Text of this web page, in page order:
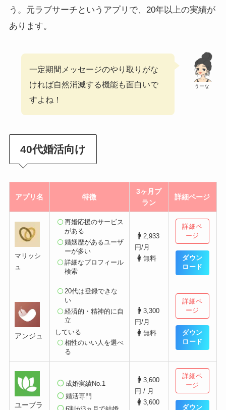
う。元ラブサーチというアプリで、20年以上の実績が
あります。
うーな
一定期間メッセージのやり取りがな
ければ自然消滅する機能も面白いで
すよね！
40代婚活向け
アプリ名 特徴
3ヶ月プ
ラン
詳細ページ
マリッシ
ュ
再婚応援のサービス
がある
婚姻歴があるユーザ
ーが多い
詳細なプロフィール
検索
2,933
円/月
無料
詳細ペ
ージ
ダウン
ロード
アンジュ
20代は登録できな
い
経済的・精神的に自
立
している
相性のいい人を選べ
る
3,300
円/月
無料
詳細ペ
ージ
ダウン
ロード
ユーブラ
成婚実績No.1
婚活専門
3,600
円 / 月
3,600
詳細ペ
ージ
ダウン